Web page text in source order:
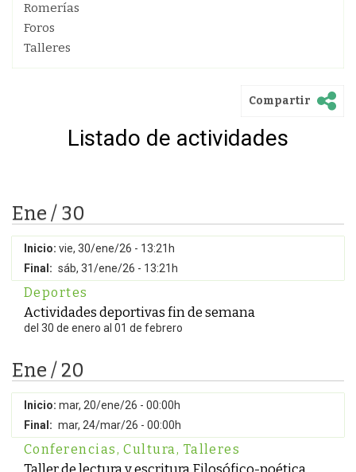
Romerías
Foros
Talleres
Compartir
Listado de actividades
Ene / 30
Inicio: vie, 30/ene/26 - 13:21h
Final: sáb, 31/ene/26 - 13:21h
Deportes
Actividades deportivas fin de semana
del 30 de enero al 01 de febrero
Ene / 20
Inicio: mar, 20/ene/26 - 00:00h
Final: mar, 24/mar/26 - 00:00h
Conferencias, Cultura, Talleres
Taller de lectura y escritura Filosófico-poética